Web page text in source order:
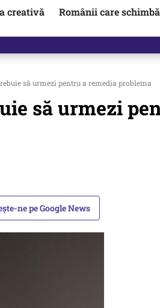
creativă
Românii care
să urmezi pentru a remedia problema
să urmezi
ne pe Google News